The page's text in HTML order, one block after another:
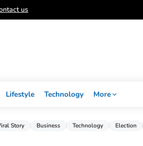
us
Lifestyle Technology More
Story Business Technology Election